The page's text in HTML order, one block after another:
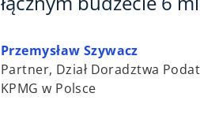
Przemysław Szywacz
Partner, Dział Doradztwa
KPMG w Polsce